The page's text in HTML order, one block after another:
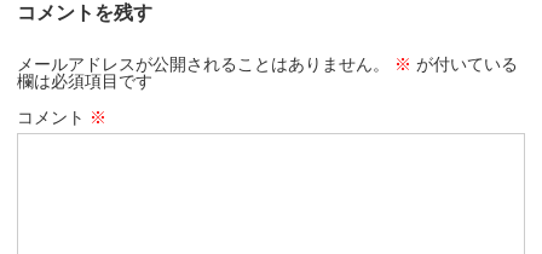
コメントを残す
メールアドレスが公開されることはありません。 ※ が付いている
欄は必須項目です
コメント ※